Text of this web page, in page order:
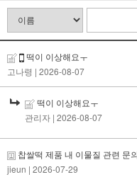
떡이 이상해요ㅜ
고나령 | 2026-08-07
떡이 이상해요ㅜ
관리자 | 2026-08-07
찹쌀떡 제품 내 이물질 관련 문
jieun | 2026-07-29